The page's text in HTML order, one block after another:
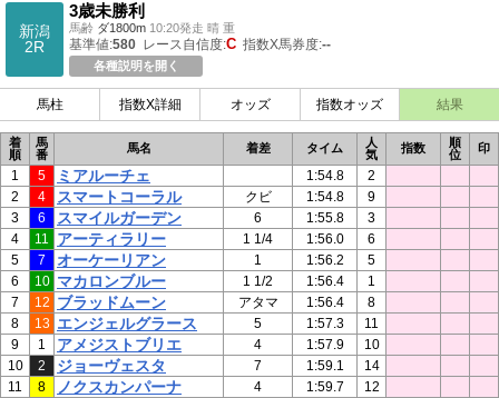
新潟
2R
3歳未勝利
馬齢 ダ1800m 10:20発走 晴 重
基準値:580 レース自信度:C 指数X馬券度:--
各種説明を開く
馬柱 指数X詳細 オッズ 指数オッズ 結果
着
順
馬
番
馬名 着差 タイム
人
気
指数
順
位
印
1 5 ミアルーチェ 1:54.8
2
2
4 スマートコーラル クビ 1:54.8
9
3
6 スマイルガーデン 6 1:55.8
3
4
11 アーティラリー 1 1/4 1:56.0
6
5
7 オーケーリアン 1 1:56.2
5
6
10 マカロンブルー 1 1/2 1:56.4
1
7
12 ブラッドムーン アタマ 1:56.4
8
8
13 エンジェルグラース 5 1:57.3
11
9
1 アメジストブリエ 4 1:57.9
10
10
2 ジョーヴェスタ 7 1:59.1
14
11
8 ノクスカンパーナ 4 1:59.7
12